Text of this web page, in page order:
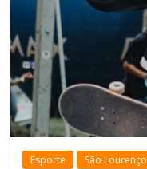
Minas
Esporte São Lourenço